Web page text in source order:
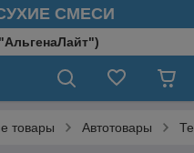
СМЕСИ
товары Автотовары